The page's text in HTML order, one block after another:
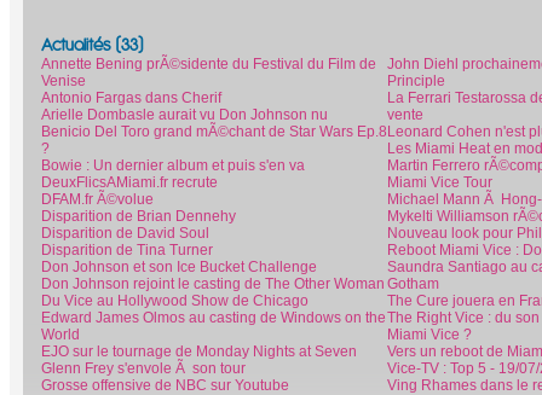
Actualités (33)
Annette Bening prÃ©sidente du Festival du Film de
Venise
Antonio Fargas dans Cherif
Arielle Dombasle aurait vu Don Johnson nu
Benicio Del Toro grand mÃ©chant de Star Wars Ep.8
?
Bowie : Un dernier album et puis s'en va
DeuxFlicsAMiami.fr recrute
DFAM.fr Ã©volue
Disparition de Brian Dennehy
Disparition de David Soul
Disparition de Tina Turner
Don Johnson et son Ice Bucket Challenge
Don Johnson rejoint le casting de The Other Woman
Du Vice au Hollywood Show de Chicago
Edward James Olmos au casting de Windows on the
World
EJO sur le tournage de Monday Nights at Seven
Glenn Frey s'envole Ã son tour
Grosse offensive de NBC sur Youtube
John Diehl
Principle
La Ferrari Testarossa
vente
Leonard Cohen n'est
Les Miami Heat en
Martin Ferrero
Miami Vice Tour
Michael Mann Ã
Mykelti Williamson
Nouveau look pour
Reboot Miami Vice :
Saundra Santiago au
Gotham
The Cure jouera en
The Right Vice : du
Miami Vice ?
Vers un reboot de
Vice-TV : Top 5 - 19/
Ving Rhames dans le